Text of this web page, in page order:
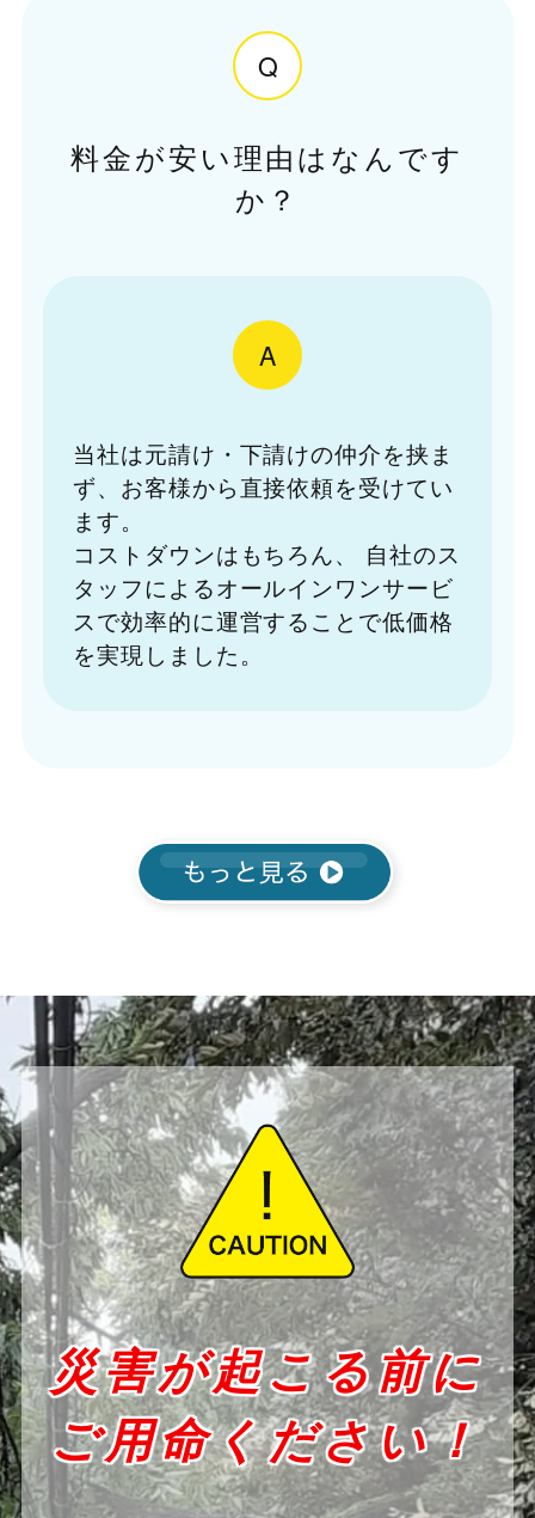
Q
料金が安い理由はなんです
か？
A
当社は元請け・下請けの仲介を挟ま
ず、お客様から直接依頼を受けてい
ます。
コストダウンはもちろん、
自社のス
タッフによるオールインワンサービ
スで効率的に運営することで低価格
を実現しました。
災害が起こる前に
ご用命ください！